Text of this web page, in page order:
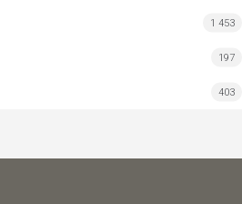
1 453
197
403